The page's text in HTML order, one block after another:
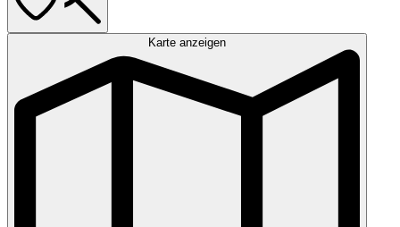
Karte anzeigen